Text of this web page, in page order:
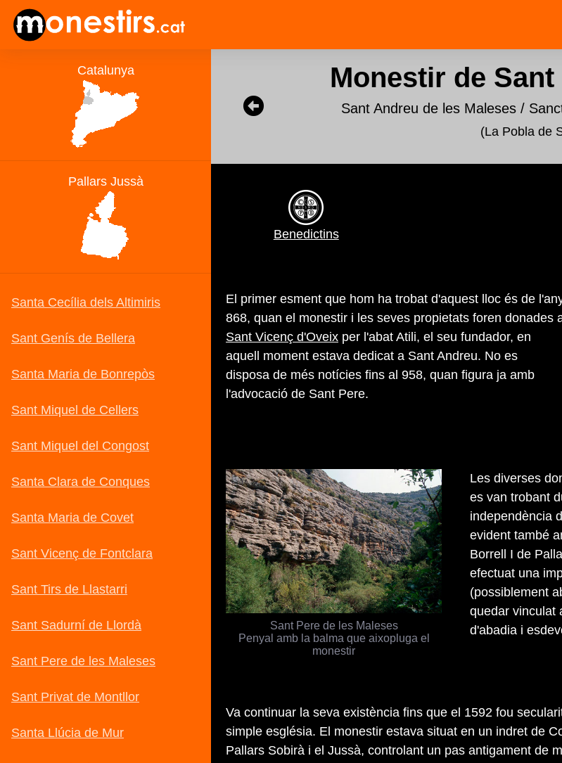
Monestir de
Sant Andreu de les Maleses /
(La Pobla de
Benedictins
El primer esment que hom ha trobat d'aquest lloc és de
868, quan el monestir i les seves propietats foren donades
Sant Vicenç d'Oveix per l'abat Atili, el seu fundador, en
aquell moment estava dedicat a Sant Andreu. No es
disposa de més notícies fins al 958, quan figura ja amb
l'advocació de Sant Pere.
Sant Pere de les Maleses
Penyal amb la balma que aixopluga el
monestir
Les diverses
es van trobant
independència
evident també
Borrell I de
efectuat una
(possiblement
quedar vinculat
d'abadia i
Va continuar la seva existència fins que el 1592 fou
simple església. El monestir estava situat en un indret de
Pallars Sobirà i el Jussà, controlant un pas antigament de